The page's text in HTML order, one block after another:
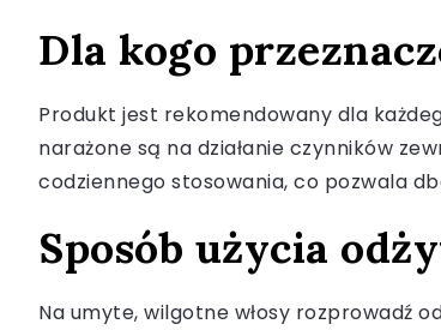
Dla kogo
Produkt jest rekomendowany dla
narażone są na działanie czynników
codziennego stosowania, co pozwala
Sposób użycia
Na umyte, wilgotne włosy rozprowadź